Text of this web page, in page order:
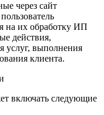
через сайт
на их обработку ИП
действия,
услуг, выполнения
клиента.
включать следующие